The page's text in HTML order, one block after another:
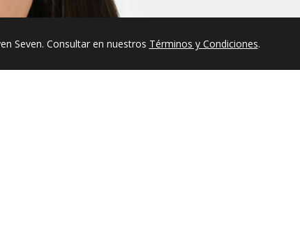
Seven. Consultar en nuestros Términos y Condiciones.